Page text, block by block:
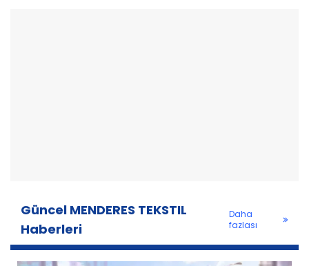
Güncel MENDERES TEKSTIL
Haberleri
Daha
fazlası